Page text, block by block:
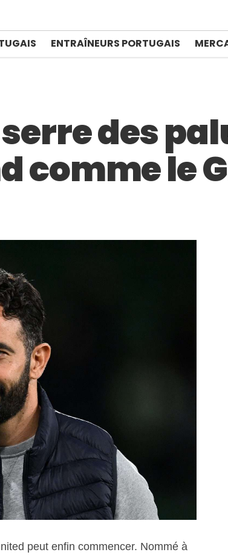
ENTRAÎNEURS PORTUGAIS
des
comme le
peut enfin commencer. Nommé à